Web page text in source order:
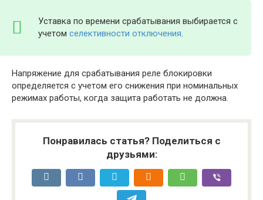
Уставка по времени срабатывания выбирается с
учетом селективности отключения.
Напряжение для срабатывания реле блокировки
определяется с учетом его снижения при номинальных
режимах работы, когда защита работать не должна.
Понравилась статья? Поделиться с
друзьями: